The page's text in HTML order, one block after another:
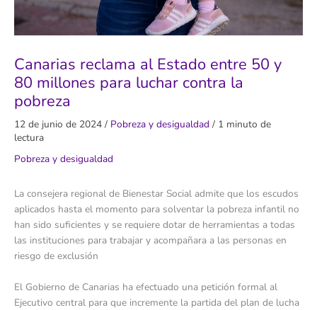
Canarias reclama al Estado entre 50 y
80 millones para luchar contra la
pobreza
12 de junio de 2024 / Pobreza y desigualdad / 1 minuto de
lectura
Pobreza y desigualdad
La consejera regional de Bienestar Social admite que los escudos
aplicados hasta el momento para solventar la pobreza infantil no
han sido suficientes y se requiere dotar de herramientas a todas
las instituciones para trabajar y acompañara a las personas en
riesgo de exclusión
El Gobierno de Canarias ha efectuado una petición formal al
Ejecutivo central para que incremente la partida del plan de lucha